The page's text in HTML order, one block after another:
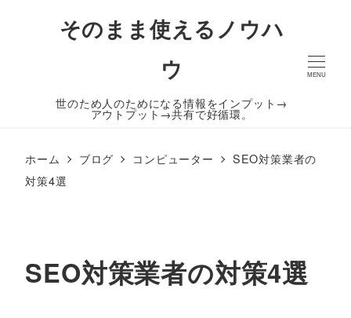
そのまま使えるノウハ
ウ
世のため人のためになる情報をインプット→
アウトプット→共有で好循環。
MENU
ホーム ブログ コンピューター
SEO対策業者の
対策4選
SEO対策業者の対策4選